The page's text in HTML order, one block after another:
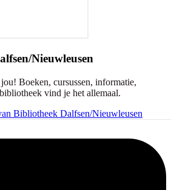
Nieuwleusen
Boeken, cursussen, informatie,
vind je het allemaal.
Bibliotheek Dalfsen/Nieuwleusen